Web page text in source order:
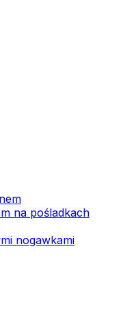
na pośladkach
nogawkami